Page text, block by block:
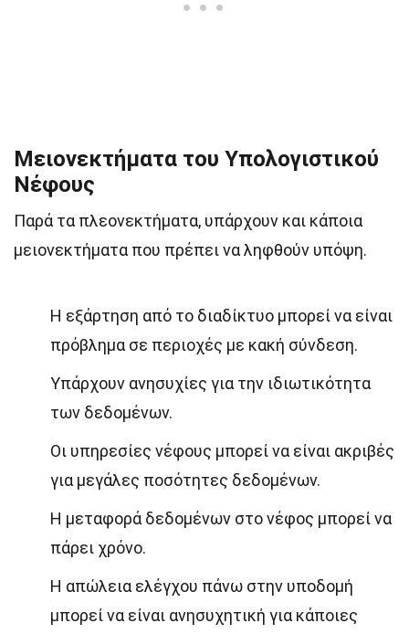
Μειονεκτήματα του Υπολογιστικού
Νέφους
Παρά τα πλεονεκτήματα, υπάρχουν και κάποια
μειονεκτήματα που πρέπει να ληφθούν υπόψη.
Η εξάρτηση από το διαδίκτυο μπορεί να είναι
πρόβλημα σε περιοχές με κακή σύνδεση.
Υπάρχουν ανησυχίες για την ιδιωτικότητα
των δεδομένων.
Οι υπηρεσίες νέφους μπορεί να είναι ακριβές
για μεγάλες ποσότητες δεδομένων.
Η μεταφορά δεδομένων στο νέφος μπορεί να
πάρει χρόνο.
Η απώλεια ελέγχου πάνω στην υποδομή
μπορεί να είναι ανησυχητική για κάποιες